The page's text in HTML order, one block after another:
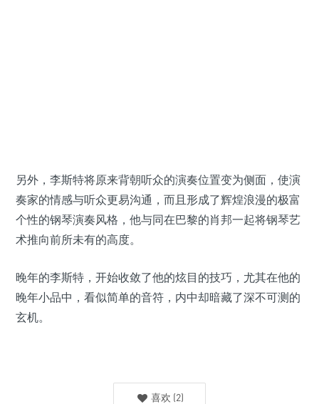
另外，李斯特将原来背朝听众的演奏位置变为侧面，使演
奏家的情感与听众更易沟通，而且形成了辉煌浪漫的极富
个性的钢琴演奏风格，他与同在巴黎的肖邦一起将钢琴艺
术推向前所未有的高度。
晚年的李斯特，开始收敛了他的炫目的技巧，尤其在他的
晚年小品中，看似简单的音符，内中却暗藏了深不可测的
玄机。
喜欢 (2)